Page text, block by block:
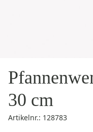
30 cm
Artikelnr.: 128783